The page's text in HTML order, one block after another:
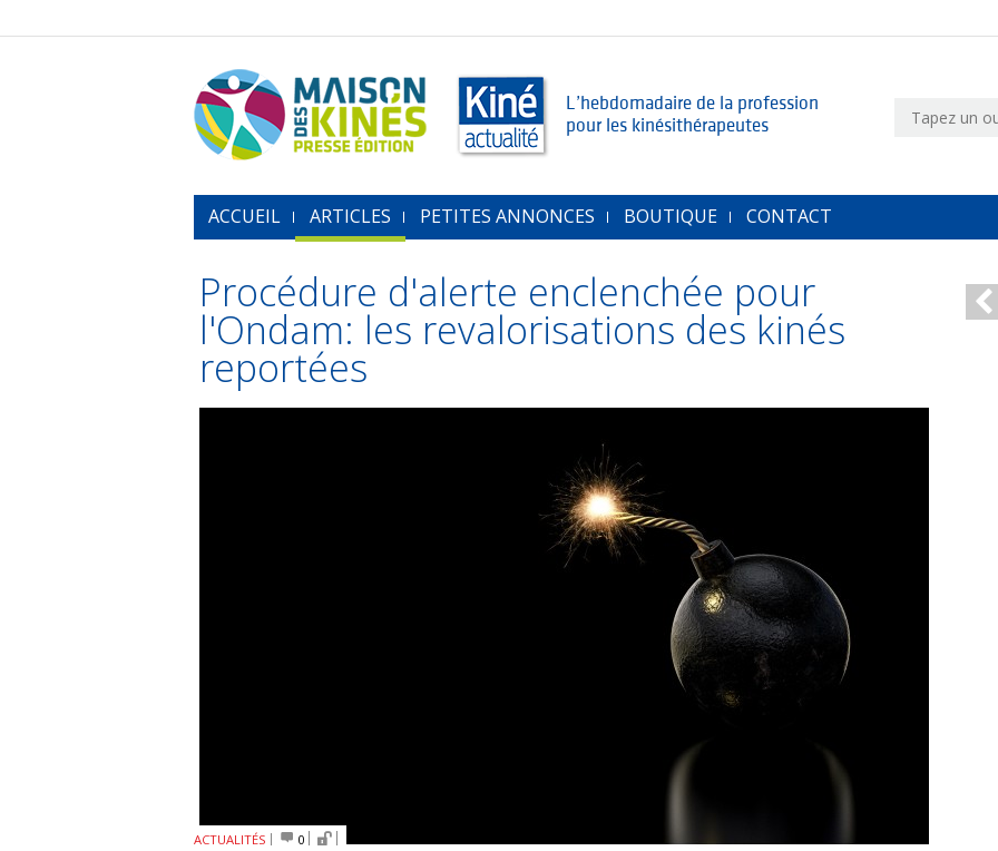
L’hebdomadaire de la profession
pour les kinésithérapeutes
ACCUEIL ARTICLES PETITES ANNONCES BOUTIQUE CONTACT
Procédure d'alerte enclenchée pour
l'Ondam: les revalorisations des kinés
reportées
ACTUALITÉS
0